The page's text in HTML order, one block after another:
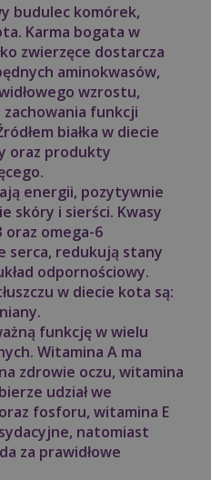
budulec komórek,
Karma bogata w
zwierzęce dostarcza
aminokwasów,
wzrostu,
funkcji
białka w diecie
oraz produkty
energii, pozytywnie
skóry i sierści. Kwasy
oraz omega-6
serca, redukują stany
odpornościowy.
w diecie kota są:
funkcję w wielu
Witamina A ma
zdrowie oczu, witamina
udział we
fosforu, witamina E
natomiast
za prawidłowe